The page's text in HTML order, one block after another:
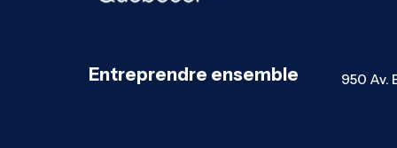
Entreprendre ensemble 950 Av.